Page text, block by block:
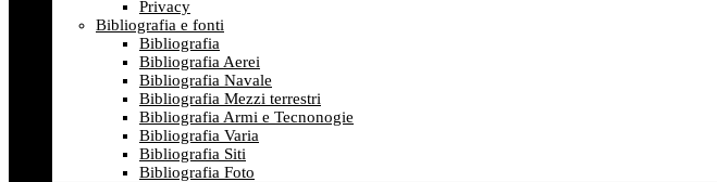
Privacy
Bibliografia e fonti
Bibliografia
Bibliografia Aerei
Bibliografia Navale
Bibliografia Mezzi terrestri
Bibliografia Armi e Tecnonogie
Bibliografia Varia
Bibliografia Siti
Bibliografia Foto